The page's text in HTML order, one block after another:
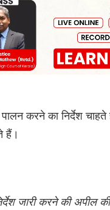
पालन करने का निर्देश
हैं।
जारी करने की अपील